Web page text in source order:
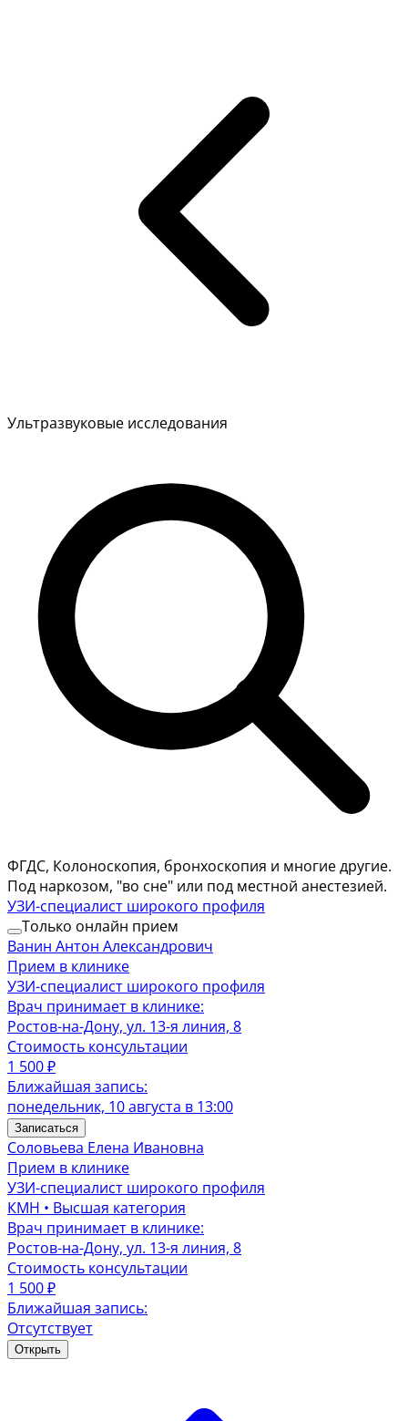
Ультразвуковые исследования
ФГДС, Колоноскопия, бронхоскопия и многие другие.
Под наркозом, "во сне" или под местной анестезией.
УЗИ-специалист широкого профиля
Только онлайн прием
Ванин Антон Александрович
Прием в клинике
УЗИ-специалист широкого профиля
Врач принимает в клинике:
Ростов-на-Дону, ул. 13-я линия, 8
Стоимость консультации
1 500₽
Ближайшая запись:
понедельник, 10 августа в 13:00
Записаться
Соловьева Елена Ивановна
Прием в клинике
УЗИ-специалист широкого профиля
КМН • Высшая категория
Врач принимает в клинике:
Ростов-на-Дону, ул. 13-я линия, 8
Стоимость консультации
1 500₽
Ближайшая запись:
Отсутствует
Открыть